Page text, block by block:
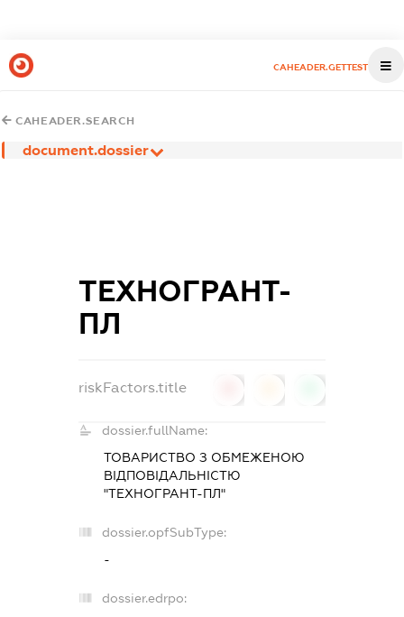
CAHEADER.GETTEST
CAHEADER.SEARCH
document.dossier
ТЕХНОГРАНТ-
ПЛ
riskFactors.title
dossier.fullName:
ТОВАРИСТВО З ОБМЕЖЕНОЮ
ВІДПОВІДАЛЬНІСТЮ
"ТЕХНОГРАНТ-ПЛ"
dossier.opfSubType:
-
dossier.edrpo: